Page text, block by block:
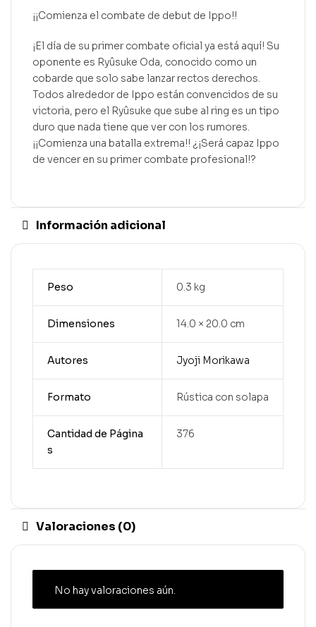
¡¡Comienza el combate de debut de Ippo!!
¡El día de su primer combate oficial ya está aquí! Su
oponente es Ryûsuke Oda, conocido como un
cobarde que solo sabe lanzar rectos derechos.
Todos alrededor de Ippo están convencidos de su
victoria, pero el Ryûsuke que sube al ring es un tipo
duro que nada tiene que ver con los rumores.
¡¡Comienza una batalla extrema!! ¿¡Será capaz Ippo
de vencer en su primer combate profesional!?
Información adicional
Peso 0.3 kg
Dimensiones 14.0 × 20.0 cm
Autores Jyoji Morikawa
Formato Rústica con solapa
Cantidad de Página
s
376
Valoraciones (0)
No hay valoraciones aún.